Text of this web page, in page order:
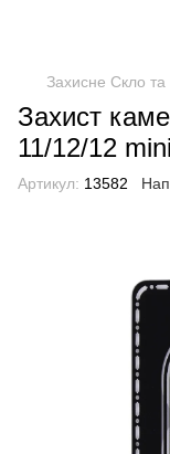
Захисне Скло та
Захист
11/12/12
Артикул: 13582